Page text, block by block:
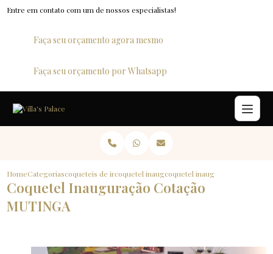
Entre em contato com um de nossos especialistas!
Faça seu orçamento agora mesmo
Faça seu orçamento por Whatsapp
HomeCategoriascoqueteis de inauguracaocoquetel inauguracao lojacoquetel inauguracao cotacao
Coquetel Inauguração Cotação
MUTINGA